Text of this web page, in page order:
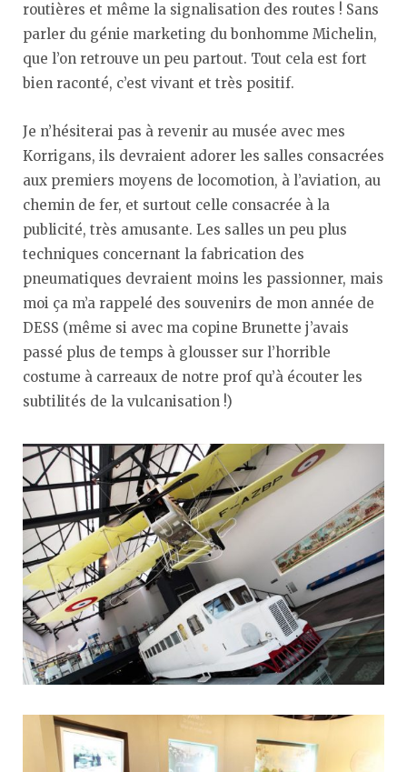
routières et même la signalisation des routes ! Sans
parler du génie marketing du bonhomme Michelin,
que l’on retrouve un peu partout. Tout cela est fort
bien raconté, c’est vivant et très positif.
Je n’hésiterai pas à revenir au musée avec mes
Korrigans, ils devraient adorer les salles consacrées
aux premiers moyens de locomotion, à l’aviation, au
chemin de fer, et surtout celle consacrée à la
publicité, très amusante. Les salles un peu plus
techniques concernant la fabrication des
pneumatiques devraient moins les passionner, mais
moi ça m’a rappelé des souvenirs de mon année de
DESS (même si avec ma copine Brunette j’avais
passé plus de temps à glousser sur l’horrible
costume à carreaux de notre prof qu’à écouter les
subtilités de la vulcanisation !)